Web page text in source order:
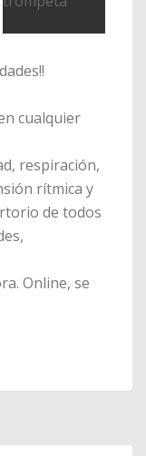
cualquier
respiración,
rítmica y
de todos
Online, se